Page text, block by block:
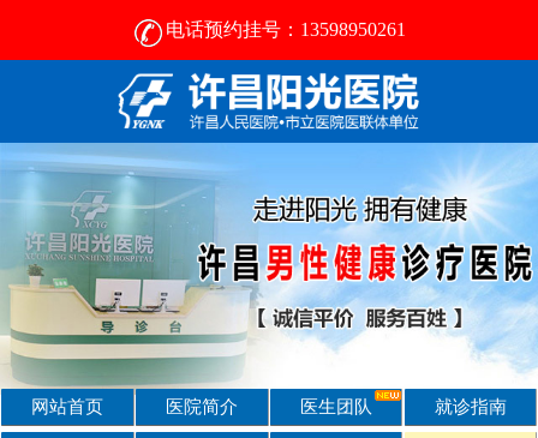
电话预约挂号：13598950261
许昌比较好的男性医院-2024正规男科医院排名-许昌阳光医院
网站首页 医院简介 医生团队 就诊指南